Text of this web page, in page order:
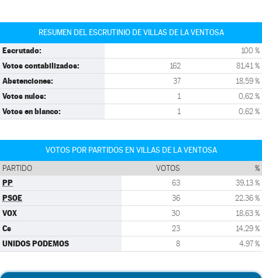
RESUMEN DEL ESCRUTINIO DE VILLAS DE LA VENTOSA
Escrutado: 100 %
Votos contabilizados: 162 81,41 %
Abstenciones: 37 18,59 %
Votos nulos: 1 0,62 %
Votos en blanco: 1 0,62 %
VOTOS POR PARTIDOS EN VILLAS DE LA VENTOSA
PARTIDO VOTOS %
PP 63 39,13 %
PSOE 36 22,36 %
VOX 30 18,63 %
Cs 23 14,29 %
UNIDOS PODEMOS 8 4,97 %